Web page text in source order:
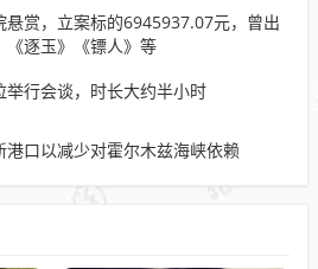
悬赏，立案标的6945937.07元，曾出
《逐玉》《镖人》等
举行会谈，时长大约半小时
港口以减少对霍尔木兹海峡依赖